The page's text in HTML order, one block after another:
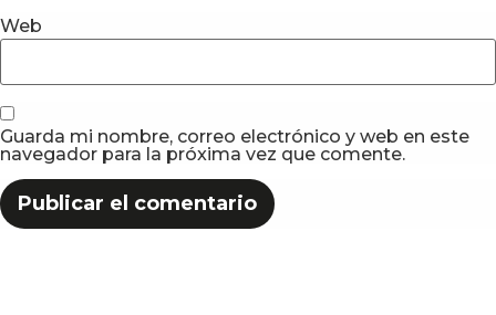
Web
Guarda mi nombre, correo electrónico y web en este
navegador para la próxima vez que comente.